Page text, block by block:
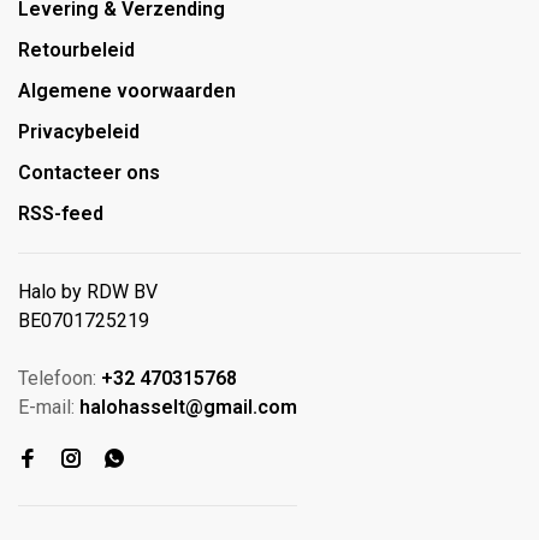
Levering & Verzending
Retourbeleid
Algemene voorwaarden
Privacybeleid
Contacteer ons
RSS-feed
Halo by RDW BV
BE0701725219
Telefoon: +32 470315768
E-mail: halohasselt@gmail.com